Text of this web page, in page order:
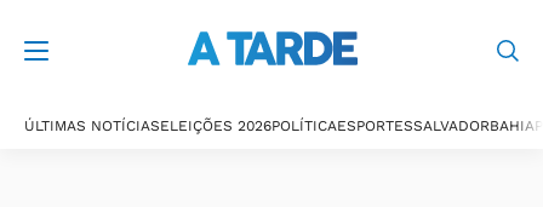
ÚLTIMAS NOTÍCIASELEIÇÕES 2026POLÍTICAESPORTESSALVADORBAHIA